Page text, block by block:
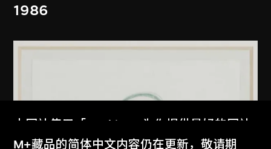
1986
本网站使用「Cookies」为你提供最好的网站
体验。
M+藏品的简体中文内容仍在更新，敬请期